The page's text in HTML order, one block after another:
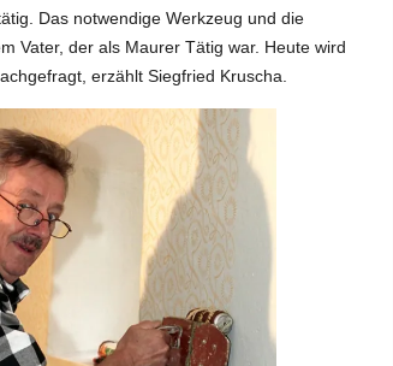
Das notwendige Werkzeug und die
Vater, der als Maurer Tätig war. Heute wird
erzählt Siegfried Kruscha.